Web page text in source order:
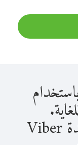
بمجرد حصولك على أرصدة Viber